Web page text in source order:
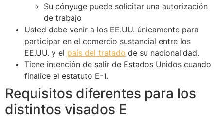
Su cónyuge puede solicitar una autorización
de trabajo
Usted debe venir a los EE.UU. únicamente para
participar en el comercio sustancial entre los
EE.UU. y el país del tratado de su nacionalidad.
Tiene intención de salir de Estados Unidos cuando
finalice el estatuto E-1.
Requisitos diferentes para los
distintos visados E